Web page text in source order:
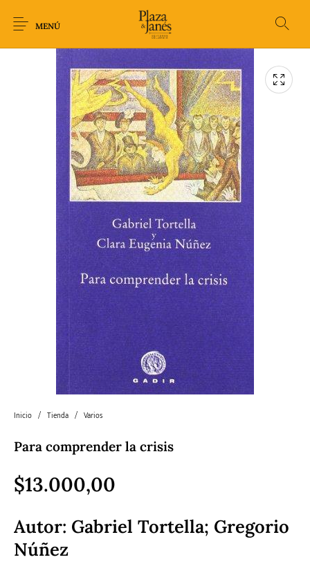
MENÚ
Novedades Arqueología Arte
Crimen Thriller Cuento
Ficción Filosofía
Horror
Humor gráfico-
Comic
Literatura infantil
Literatura juvenil
universal y Clásicos
Pedagogía
Política
Inicio / Tienda / Varios
Para comprender la crisis
$13.000,00
Autor: Gabriel Tortella; Gregorio
Núñez